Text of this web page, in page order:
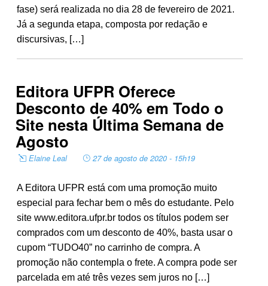
fase) será realizada no dia 28 de fevereiro de 2021.
Já a segunda etapa, composta por redação e
discursivas, […]
Editora UFPR Oferece
Desconto de 40% em Todo o
Site nesta Última Semana de
Agosto
Elaine Leal 27 de agosto de 2020 - 15h19
A Editora UFPR está com uma promoção muito
especial para fechar bem o mês do estudante. Pelo
site www.editora.ufpr.br todos os títulos podem ser
comprados com um desconto de 40%, basta usar o
cupom “TUDO40” no carrinho de compra. A
promoção não contempla o frete. A compra pode ser
parcelada em até três vezes sem juros no […]